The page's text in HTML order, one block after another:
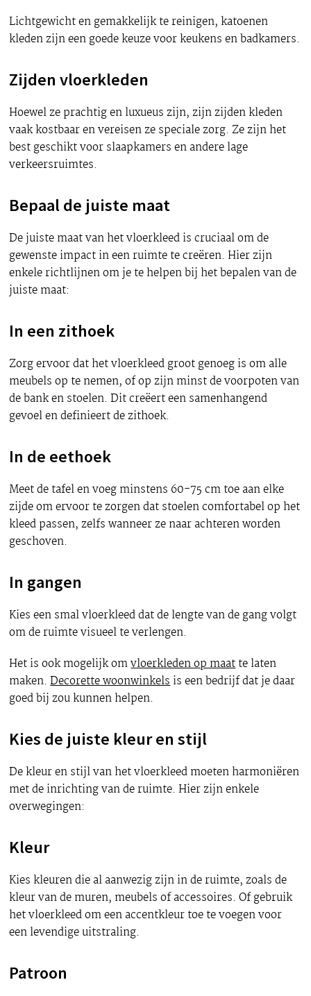
Lichtgewicht en gemakkelijk te reinigen, katoenen
kleden zijn een goede keuze voor keukens en badkamers.
Zijden vloerkleden
Hoewel ze prachtig en luxueus zijn, zijn zijden kleden
vaak kostbaar en vereisen ze speciale zorg. Ze zijn het
best geschikt voor slaapkamers en andere lage
verkeersruimtes.
Bepaal de juiste maat
De juiste maat van het vloerkleed is cruciaal om de
gewenste impact in een ruimte te creëren. Hier zijn
enkele richtlijnen om je te helpen bij het bepalen van de
juiste maat:
In een zithoek
Zorg ervoor dat het vloerkleed groot genoeg is om alle
meubels op te nemen, of op zijn minst de voorpoten van
de bank en stoelen. Dit creëert een samenhangend
gevoel en definieert de zithoek.
In de eethoek
Meet de tafel en voeg minstens 60-75 cm toe aan elke
zijde om ervoor te zorgen dat stoelen comfortabel op het
kleed passen, zelfs wanneer ze naar achteren worden
geschoven.
In gangen
Kies een smal vloerkleed dat de lengte van de gang volgt
om de ruimte visueel te verlengen.
Het is ook mogelijk omvloerkleden op maatte laten
maken.Decorette woonwinkelsis een bedrijf dat je daar
goed bij zou kunnen helpen.
Kies de juiste kleur en stijl
De kleur en stijl van het vloerkleed moeten harmoniëren
met de inrichting van de ruimte. Hier zijn enkele
overwegingen:
Kleur
Kies kleuren die al aanwezig zijn in de ruimte, zoals de
kleur van de muren, meubels of accessoires. Of gebruik
het vloerkleed om een accentkleur toe te voegen voor
een levendige uitstraling.
Patroon